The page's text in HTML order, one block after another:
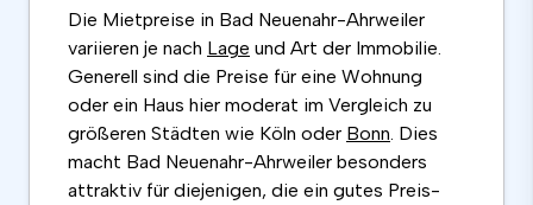
Die Mietpreise in Bad Neuenahr-Ahrweiler
variieren je nach Lage und Art der Immobilie.
Generell sind die Preise für eine Wohnung
oder ein Haus hier moderat im Vergleich zu
größeren Städten wie Köln oder Bonn . Dies
macht Bad Neuenahr-Ahrweiler besonders
attraktiv für diejenigen, die ein gutes Preis-